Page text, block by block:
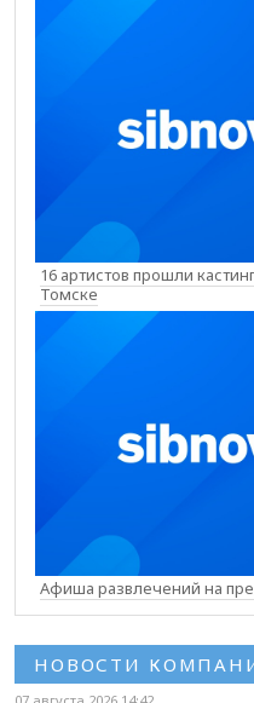
16 артистов прошли
Томске
Афиша развлечений на
НОВОСТИ